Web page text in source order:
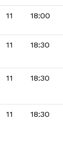
11 18:00
11 18:30
11 18:30
11 18:30